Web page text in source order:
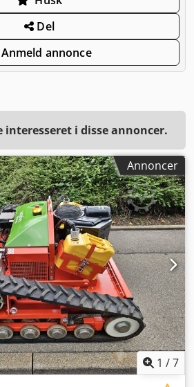
Del
Anmeld annonce
interesseret i disse annoncer.
Annoncer
1 /7